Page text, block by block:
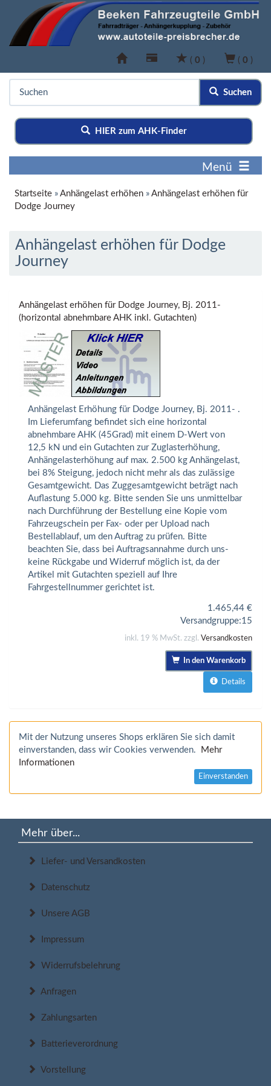
( 0 ) ( 0 )
Suchen
HIER zum AHK-Finder
Menü
Startseite » Anhängelast erhöhen » Anhängelast erhöhen für
Dodge Journey
Anhängelast erhöhen für Dodge
Journey
Anhängelast erhöhen für Dodge Journey, Bj. 2011-
(horizontal abnehmbare AHK inkl. Gutachten)
Anhängelast Erhöhung für Dodge Journey, Bj. 2011- .
Im Lieferumfang befindet sich eine horizontal
abnehmbare AHK (45Grad) mit einem D-Wert von
12,5 kN und ein Gutachten zur Zuglasterhöhung,
Anhängelasterhöhung auf max. 2.500 kg Anhängelast,
bei 8% Steigung, jedoch nicht mehr als das zulässige
Gesamtgewicht. Das Zuggesamtgewicht beträgt nach
Auflastung 5.000 kg. Bitte senden Sie uns unmittelbar
nach Durchführung der Bestellung eine Kopie vom
Fahrzeugschein per Fax- oder per Upload nach
Bestellablauf, um den Auftrag zu prüfen. Bitte
beachten Sie, dass bei Auftragsannahme durch uns-
keine Rückgabe und Widerruf möglich ist, da der
Artikel mit Gutachten speziell auf Ihre
Fahrgestellnummer gerichtet ist.
1.465,44 €
Versandgruppe:15
inkl. 19 % MwSt. zzgl. Versandkosten
In den Warenkorb
Details
Mit der Nutzung unseres Shops erklären Sie sich damit
einverstanden, dass wir Cookies verwenden.
Mehr
Informationen
Einverstanden
Mehr über...
Liefer- und Versandkosten
Datenschutz
Unsere AGB
Impressum
Widerrufsbelehrung
Anfragen
Zahlungsarten
Batterieverordnung
Vorstellung